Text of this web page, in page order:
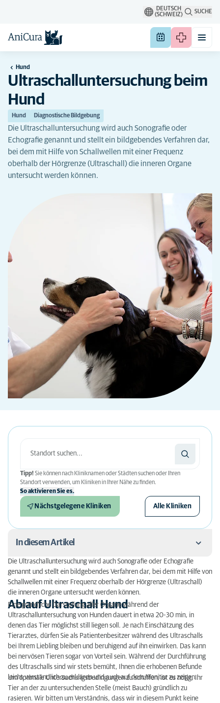
DEUTSCH
(SCHWEIZ)
SUCHE
Hund
Ultraschalluntersuchung beim
Hund
Hund Diagnostische Bildgebung
Die Ultraschalluntersuchung wird auch Sonografie oder
Echografie genannt und stellt ein bildgebendes Verfahren dar,
bei dem mit Hilfe von Schallwellen mit einer Frequenz
oberhalb der Hörgrenze (Ultraschall) die inneren Organe
untersucht werden können.
Tipp! Sie können nach Kliniknamen oder Städten suchen oder Ihren
Standort verwenden, um Kliniken in Ihrer Nähe zu finden.
So aktivieren Sie es.
Nächstgelegene Kliniken Alle Kliniken
In diesem Artikel
Ablauf Ultraschall Hund
Wie sicher ist eine Ultraschalluntersuchung bei
Hunden?
Kosten Ultraschall Hund
Was sollten Sie als Besitzer bei der
Ultraschalluntersuchung Ihres Tieres beachten?
Wann wird eine Ultraschalluntersuchung bei
Hunden durchgeführt?
Die Ultraschalluntersuchung wird auch Sonografie oder Echografie
genannt und stellt ein bildgebendes Verfahren dar, bei dem mit Hilfe von
Schallwellen mit einer Frequenz oberhalb der Hörgrenze (Ultraschall)
die inneren Organe untersucht werden können.
Ablauf Ultraschall Hund
Eine gründliche Darstellung aller Organe während der
Ultraschalluntersuchung von Hunden dauert in etwa 20-30 min, in
denen das Tier möglichst still liegen soll. Je nach Einschätzung des
Tierarztes, dürfen Sie als Patientenbesitzer während des Ultraschalls
bei Ihrem Liebling bleiben und beruhigend auf ihn einwirken. Das kann
bei nervösen Tieren sogar von Vorteil sein. Während der Durchführung
des Ultraschalls sind wir stets bemüht, Ihnen die erhobenen Befunde
leicht verständlich zu erklären und auch auf dem Monitor zu zeigen.
Um optimale Untersuchungsbedingungen zu schaffen, ist es nötig, Ihr
Tier an der zu untersuchenden Stelle (meist Bauch) gründlich zu
rasieren. Wir bitten um Verständnis, dass wir in diesem Punkt keine